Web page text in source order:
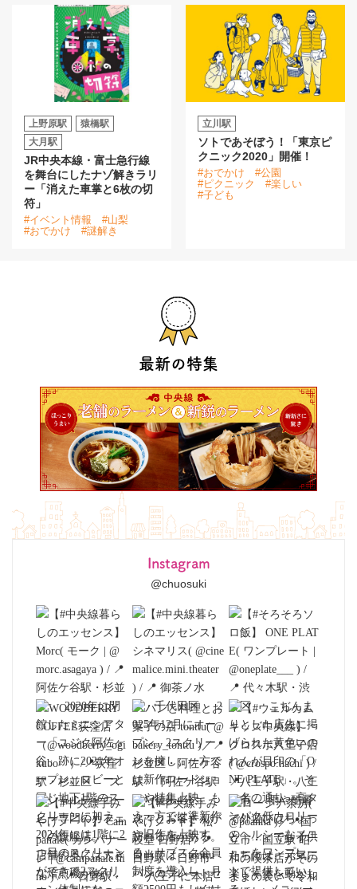
最新の特集
Instagram
@chuosuki
上野原駅
猿橋駅
大月駅
JR中央本線・富士急行線
を舞台にしたナゾ解きラリ
ー「消えた車掌と6枚の切
符」
#イベント情報
#山梨
#おでかけ
#謎解き
立川駅
ソトであそぼう！「東京ピ
クニック2020」開催！
#おでかけ
#公園
#ピクニック
#楽しい
#子ども